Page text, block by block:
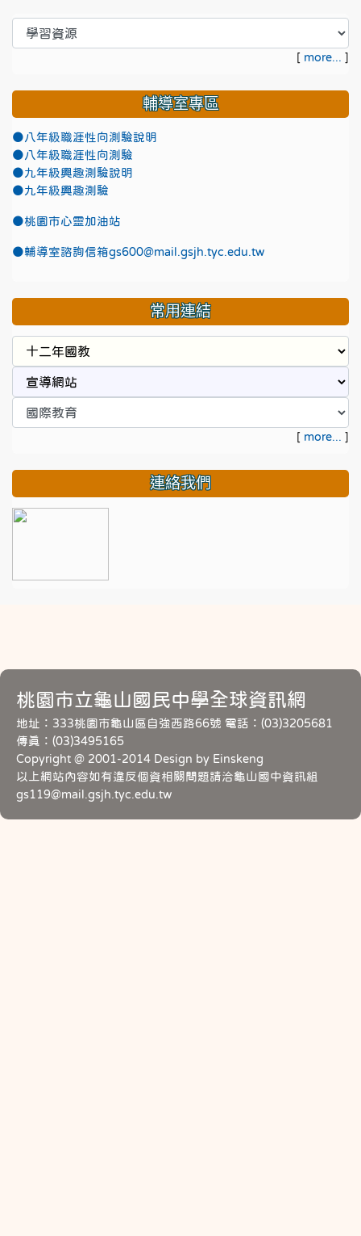
[ more... ]
輔導室專區
●八年級職涯性向測驗說明
●八年級職涯性向測驗
●九年級興趣測驗說明
●九年級興趣測驗
●桃園市心靈加油站
●輔導室諮詢信箱gs600@mail.gsjh.tyc.edu.tw
常用連結
[ more... ]
連絡我們
桃園市立龜山國民中學全球資訊網
地址：333桃園市龜山區自強西路66號 電話：(03)3205681
傳真：(03)3495165
Copyright @ 2001-2014 Design by Einskeng
以上網站內容如有違反個資相關問題請洽龜山國中資訊組
gs119@mail.gsjh.tyc.edu.tw